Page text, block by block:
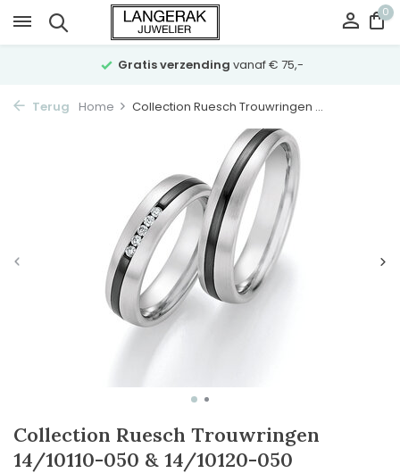
0
Gratis verzending vanaf € 75,-
Terug Home Collection Ruesch Trouwringen ...
Collection Ruesch Trouwringen
14/10110-050 & 14/10120-050